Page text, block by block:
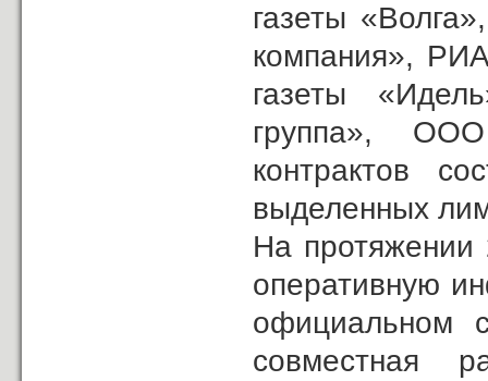
газеты
компания»,
газеты
группа»,
контрактов
выделенных
На протяжении
оперативную
официальном
совместная